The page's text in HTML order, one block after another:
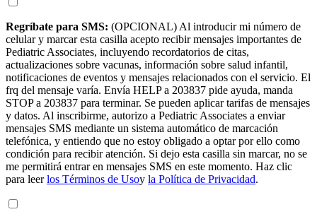
Regríbate para SMS: (OPCIONAL) Al introducir mi número de
celular y marcar esta casilla acepto recibir mensajes importantes de
Pediatric Associates, incluyendo recordatorios de citas,
actualizaciones sobre vacunas, información sobre salud infantil,
notificaciones de eventos y mensajes relacionados con el servicio. El
frq del mensaje varía. Envía HELP a 203837 pide ayuda, manda
STOP a 203837 para terminar. Se pueden aplicar tarifas de mensajes
y datos. Al inscribirme, autorizo a Pediatric Associates a enviar
mensajes SMS mediante un sistema automático de marcación
telefónica, y entiendo que no estoy obligado a optar por ello como
condición para recibir atención. Si dejo esta casilla sin marcar, no se
me permitirá entrar en mensajes SMS en este momento. Haz clic
para leerlos Términos de Usoy la Política de Privacidad.